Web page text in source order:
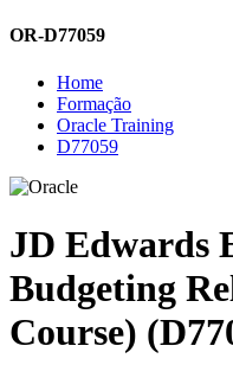
OR-D77059
Home
Formação
Oracle Training
D77059
JD Edwards
Budgeting
Course)